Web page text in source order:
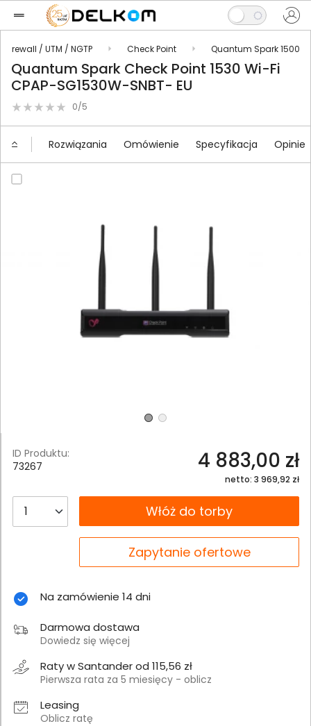
Firewall / UTM / NGTP Check Point Quantum Spark 1500
Quantum Spark Check Point 1530 Wi-Fi
CPAP-SG1530W-SNBT- EU
0/5
Rozwiązania Omówienie Specyfikacja Opinie
ID Produktu:
73267
4 883,00 zł
netto: 3 969,92 zł
__B2C.PRODUCT.QUANTITYWłóż do torby
Zapytanie ofertowe
Na zamówienie 14 dni
Darmowa dostawa
Dowiedz się więcej
Raty w Santander od 115,56 zł
Pierwsza rata za 5 miesięcy - oblicz
Leasing
Oblicz ratę